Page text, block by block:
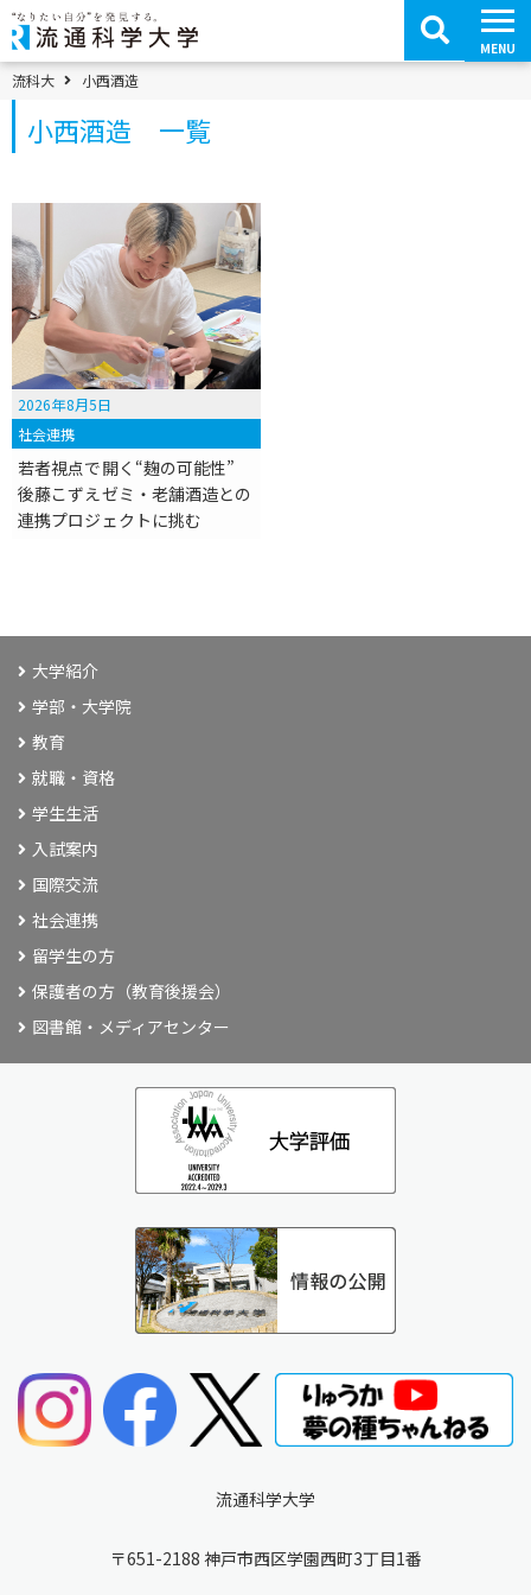
コ
ン
テ
ン
ツ
へ
移
MENU
パンくずメニュー
流科大 小西酒造
小西酒造 一覧
2026年8月5日
社会連携
若者視点で開く“麹の可能性”
後藤こずえゼミ・老舗酒造との
連携プロジェクトに挑む
大学紹介
学部・大学院
教育
就職・資格
学生生活
入試案内
国際交流
社会連携
留学生の方
保護者の方（教育後援会）
図書館・メディアセンター
流通科学大学
〒651-2188 神戸市西区学園西町3丁目1番